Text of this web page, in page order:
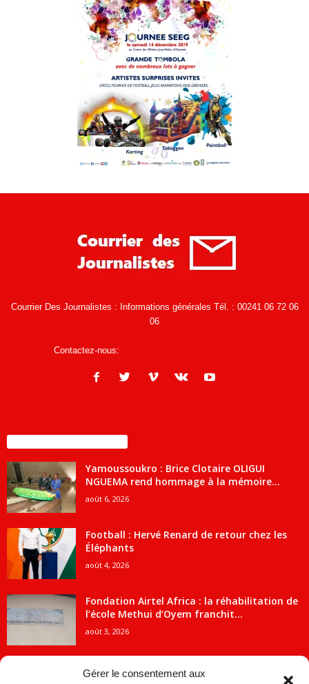
Gérer le consentement aux
Courrier Des Journalistes : Informations générales Tél. : 00241 06 72 06
06
Contactez-nous:
Yamoussoukro : Brice Clotaire OLIGUI
NGUEMA rend hommage à la mémoire...
août 6, 2026
Football : Hervé Renard de retour chez les
Éléphants
août 4, 2026
Fondation Airtel Africa : la réhabilitation de
l’école Methui d’Oyem franchit...
août 3, 2026